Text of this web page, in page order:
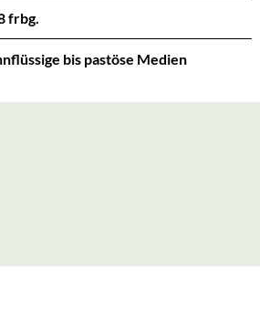
frbg.
bis pastöse Medien